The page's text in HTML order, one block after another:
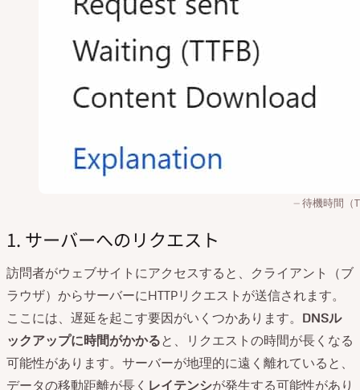
待機時間（
1. サーバーへのリクエスト
訪問者がウェブサイトにアクセスすると、クライアント（ブ
ラウザ）からサーバーにHTTPリクエストが送信されます。
ここには、遅延を起こす要因がいくつかあります。 DNSル
ックアップに時間がかかると、リクエストの時間が長くなる
可能性があります。サーバーが地理的に遠く離れていると、
データの移動距離が長く レイテンシが発生する可能性があり